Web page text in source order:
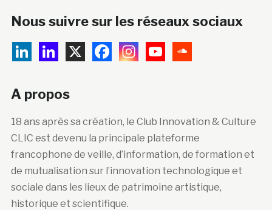
Nous suivre sur les réseaux sociaux
A propos
18 ans après sa création, le Club Innovation & Culture
CLIC est devenu la principale plateforme
francophone de veille, d’information, de formation et
de mutualisation sur l’innovation technologique et
sociale dans les lieux de patrimoine artistique,
historique et scientifique.